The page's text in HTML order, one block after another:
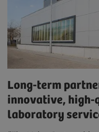
Long-term
innovative,
laboratory